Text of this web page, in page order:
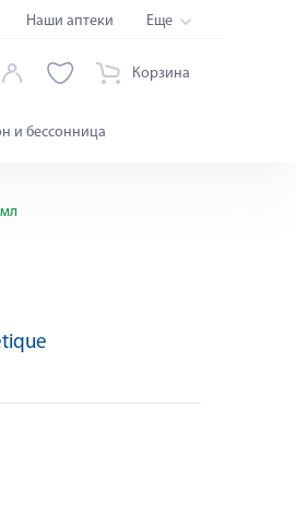
Наши аптеки Еще
Корзина
и бессонница
Яндекс Сплит